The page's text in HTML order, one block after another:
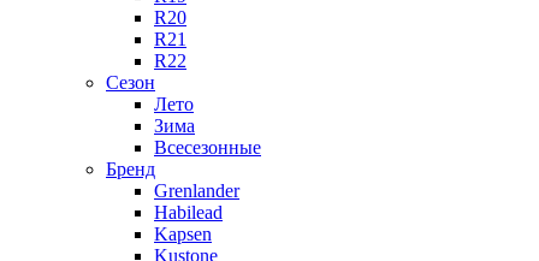
R20
R21
R22
Сезон
Лето
Зима
Всесезонные
Бренд
Grenlander
Habilead
Kapsen
Kustone